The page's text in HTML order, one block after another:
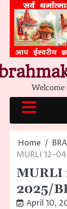
content
Welcome
Home
MURLI 12-
MURLI
2025/
April 10,